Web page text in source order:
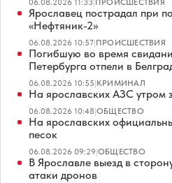
06.08.2026 11:33|ПРОИСШЕСТВИЯ
Ярославец пострадал при
«Нефтяник-2»
06.08.2026 10:57|ПРОИСШЕСТВИЯ
Погибшую во время
Петербурга отпели в
06.08.2026 10:55|КРИМИНАЛ
На ярославских АЗС утром
06.08.2026 10:48|ОБЩЕСТВО
На ярославских
песок
06.08.2026 09:29|ОБЩЕСТВО
В Ярославле выезд в
атаки дронов